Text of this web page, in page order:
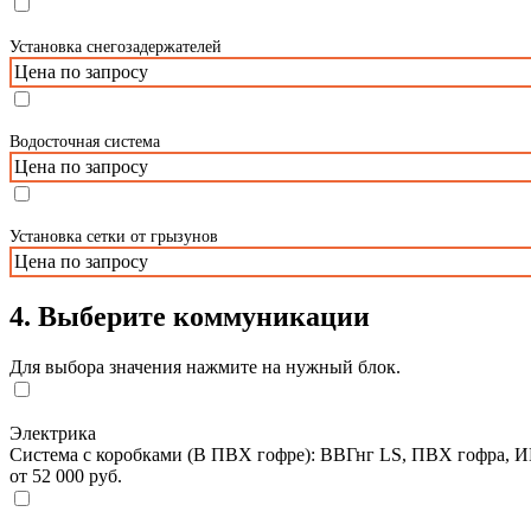
Установка снегозадержателей
Цена по запросу
Водосточная система
Цена по запросу
Установка сетки от грызунов
Цена по запросу
4. Выберите коммуникации
Для выбора значения нажмите на нужный блок.
Электрика
Система с коробками (В ПВХ гофре): ВВГнг LS, ПВХ гофра,
от 52 000 руб.